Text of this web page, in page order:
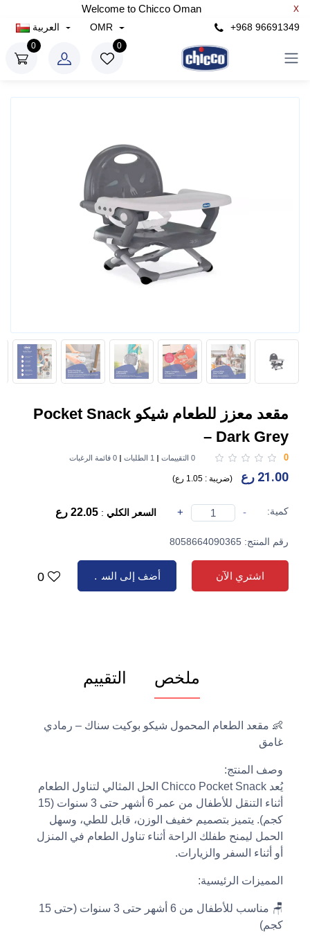
Welcome to Chicco Oman X
+968 96691349
OMR
0
0
مقعد معزز للطعام شيكو Pocket Snack
– Dark Grey
0 0 التقييمات 1 الطلبات 0 قائمة الرغبات
21.00 رع (ضريبة : 1.05 رع )
كمية: -
+ السعر الكلي : 22.05 رع
رقم المنتج: 8058664090365
اشتري الآن أضف إلى السلة 0
ملخص التقييم
👶 مقعد الطعام المحمول شيكو بوكيت سناك – رمادي
غامق
وصف المنتج:
يُعد Chicco Pocket Snack الحل المثالي لتناول الطعام
أثناء التنقل للأطفال من عمر 6 أشهر حتى 3 سنوات (15
كجم). يتميز بتصميم خفيف الوزن، قابل للطي، وسهل
الحمل ليمنح طفلك الراحة أثناء تناول الطعام في المنزل
أو أثناء السفر والزيارات.
المميزات الرئيسية:
🪑 مناسب للأطفال من 6 أشهر حتى 3 سنوات (حتى 15
كجم)